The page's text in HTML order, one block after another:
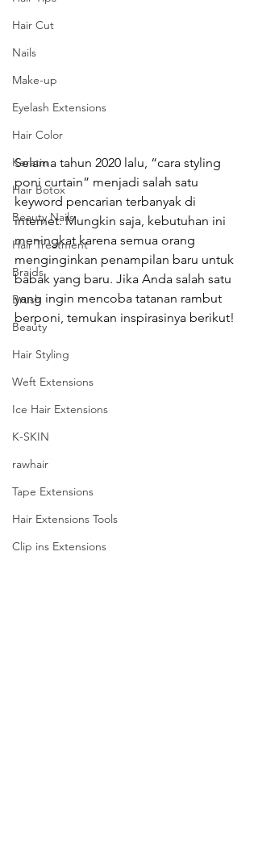
Hair Cut
Nails
Make-up
Eyelash Extensions
Hair Color
Keratin
Hair Botox
Beauty Nails
Hair Treatment
Braids
Brush
Beauty
Hair Styling
Weft Extensions
Ice Hair Extensions
K-SKIN
rawhair
Tape Extensions
Hair Extensions Tools
Clip ins Extensions
Selama tahun 2020 lalu, “cara styling
poni curtain” menjadi salah satu
keyword pencarian terbanyak di
internet. Mungkin saja, kebutuhan ini
meningkat karena semua orang
menginginkan penampilan baru untuk
babak yang baru. Jika Anda salah satu
yang ingin mencoba tatanan rambut
berponi, temukan inspirasinya berikut!